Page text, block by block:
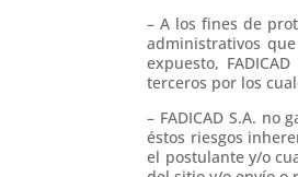
– A los fines de
administrativos
expuesto,
terceros por los
– FADICAD S.A.
éstos riesgos
el postulante y/o